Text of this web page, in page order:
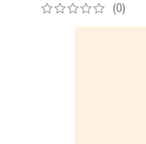
(0)